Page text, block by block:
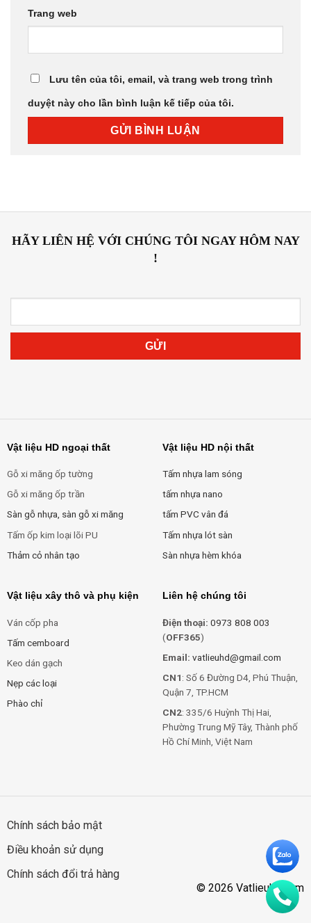
Trang web
Lưu tên của tôi, email, và trang web trong trình
duyệt này cho lần bình luận kế tiếp của tôi.
HÃY LIÊN HỆ VỚI CHÚNG TÔI NGAY HÔM NAY
!
Vật liệu HD ngoại thất
Gỗ xi măng ốp tường
Gỗ xi măng ốp trần
Sàn gỗ nhựa, sàn gỗ xi măng
Tấm ốp kim loại lõi PU
Thảm cỏ nhân tạo
Vật liệu HD nội thất
Tấm nhựa lam sóng
tấm nhựa nano
tấm PVC vân đá
Tấm nhựa lót sàn
Sàn nhựa hèm khóa
Vật liệu xây thô và phụ kiện
Ván cốp pha
Tấm cemboard
Keo dán gạch
Nẹp các loại
Phào chỉ
Liên hệ chúng tôi
Điện thoại: 0973 808 003
(OFF365)
Email: vatlieuhd@gmail.com
CN1: Số 6 Đường D4, Phú Thuận,
Quận 7, TP.HCM
CN2: 335/6 Huỳnh Thị Hai,
Phường Trung Mỹ Tây, Thành phố
Hồ Chí Minh, Việt Nam
Chính sách bảo mật
Điều khoản sử dụng
Chính sách đổi trả hàng
© 2026 Vatlieuhd.com